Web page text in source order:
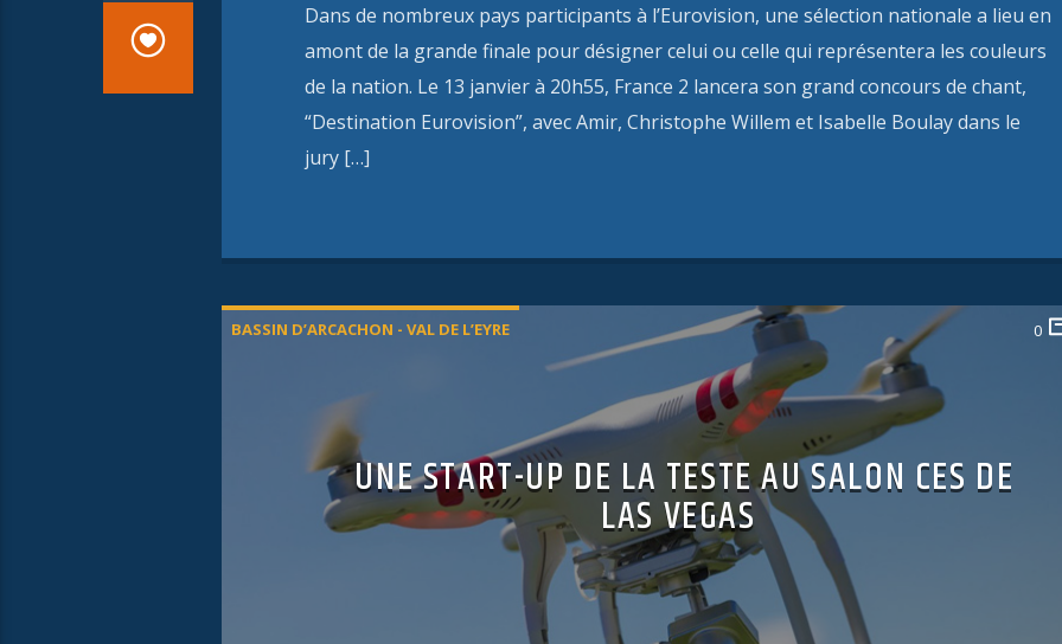
Dans de nombreux pays participants à l’Eurovision, une sélection nationale a lieu en
amont de la grande finale pour désigner celui ou celle qui représentera les couleurs
de la nation. Le 13 janvier à 20h55, France 2 lancera son grand concours de chant,
“Destination Eurovision”, avec Amir, Christophe Willem et Isabelle Boulay dans le
jury […]
BASSIN D’ARCACHON - VAL DE L’EYRE 0
UNE START-UP DE LA TESTE AU SALON CES DE
LAS VEGAS